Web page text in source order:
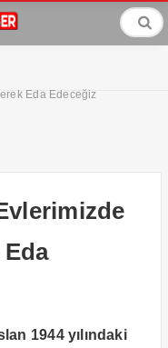
Eda Edeceğiz
1944 yılındaki